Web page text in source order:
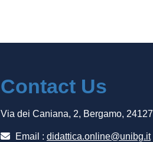
Contact Us
Via dei Caniana, 2, Bergamo, 24127
Email : didattica.online@unibg.it